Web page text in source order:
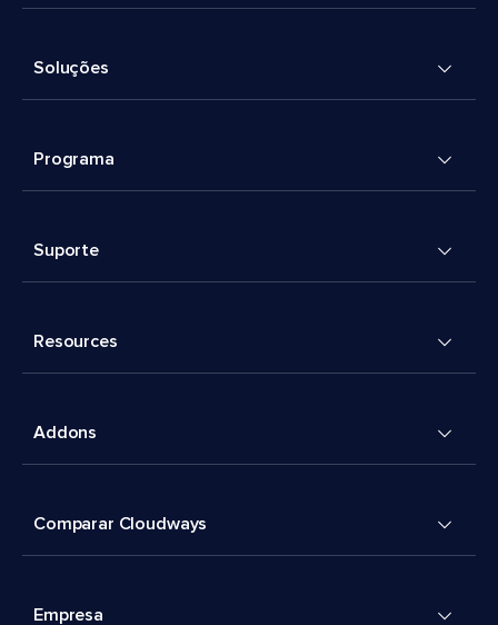
Soluções
Programa
Suporte
Resources
Addons
Comparar Cloudways
Empresa